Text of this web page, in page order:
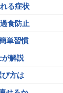
る症状
食防止
単習慣
解説
方は